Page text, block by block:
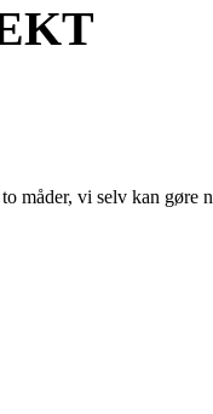
måder, vi selv kan gøre